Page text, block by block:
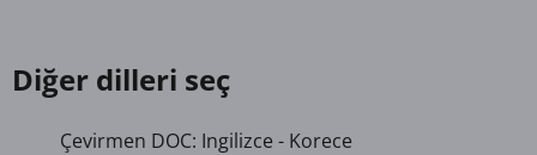
Diğer dilleri seç
Çevirmen DOC: Ingilizce - Korece